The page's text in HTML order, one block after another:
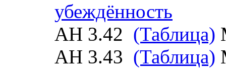
убеждённость
АН 3.42 (Таблица)
АН 3.43 (Таблица)